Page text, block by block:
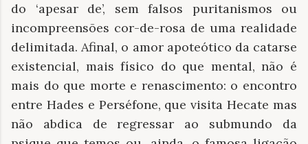
do ‘apesar de’, sem falsos puritanismos ou
incompreensões cor-de-rosa de uma realidade
delimitada. Afinal, o amor apoteótico da catarse
existencial, mais físico do que mental, não é
mais do que morte e renascimento: o encontro
entre Hades e Perséfone, que visita Hecate mas
não abdica de regressar ao submundo da